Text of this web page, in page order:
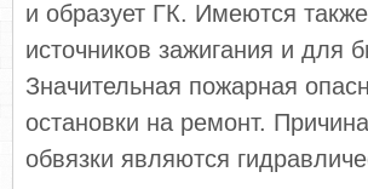
и образует ГК. Имеются
источников зажигания и для
Значительная пожарная
остановки на ремонт.
обвязки являются